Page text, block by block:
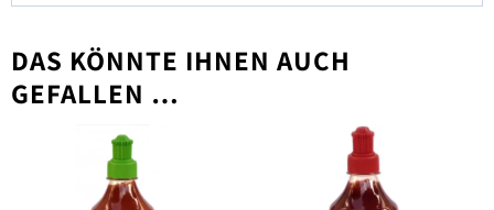
DAS KÖNNTE IHNEN AUCH
GEFALLEN …